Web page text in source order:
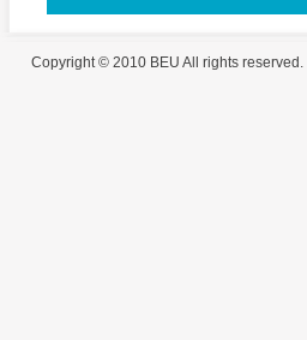
Copyright © 2010 BEU All rights reserved. |